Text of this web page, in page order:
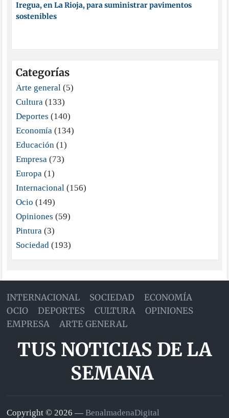
Iregua, en La Rioja, para suministrar pavimentos
sostenibles
Categorías
Arte general(5)
Cultura(133)
Deportes (140)
Economía(134)
Educación(1)
Empresa(73)
Europa(1)
Internacional(156)
Ocio (149)
Opiniones (59)
Pintura(3)
Sociedad(193)
INTERNACIONAL SOCIEDAD
ECONOMÍA
OCIO
DEPORTES CULTURA
OPINIONES
EMPRESA
ARTE GENERAL
TUS NOTICIAS DE LA
SEMANA
Copyright © 2026 —BenalmadenaDigital